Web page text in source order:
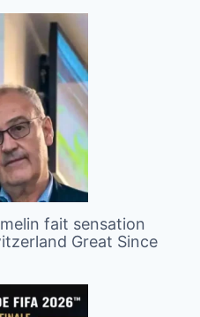
fait sensation
Great Since